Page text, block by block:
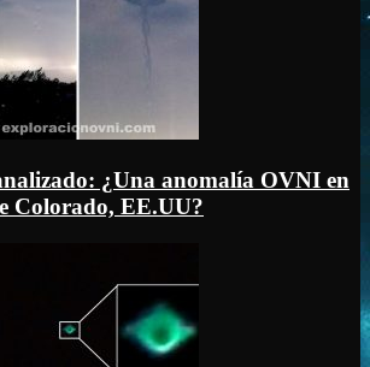
¿Una anomalía OVNI en
Colorado, EE.UU?